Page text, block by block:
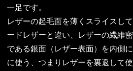
一足です。
レザーの起毛面を薄くスライスし
ードレザーと違い、レザーの繊維
である銀面（レザー表面）を内側
に使う、つまりレザーを裏返して